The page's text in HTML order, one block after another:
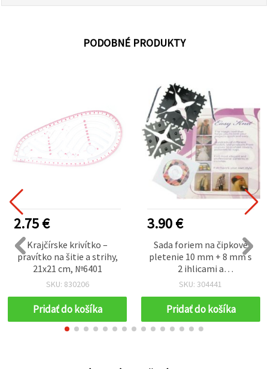
PODOBNÉ PRODUKTY
2.75 €
Krajčírske krivítko –
pravítko na šitie a strihy,
21x21 cm, №6401
SKU: 830206
Pridať do košíka
3.90 €
Sada foriem na čipkové
pletenie 10 mm + 8 mm s
2 ihlicami a
inštruktážnym CD so
SKU: 304441
Pridať do košíka